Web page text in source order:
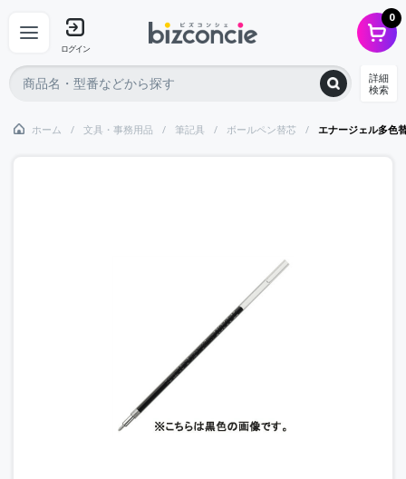
ログイン
0
詳細
検索
ホーム 文具・事務用品 筆記具 ボールペン替芯 エナージェル多